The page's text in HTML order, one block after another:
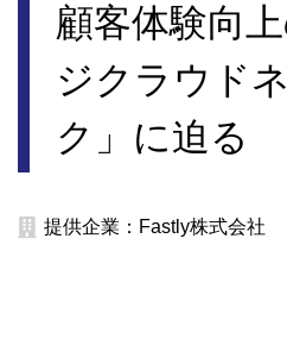
顧客体験向
ジクラウド
ク」に迫る
提供企業：Fastly株式会社